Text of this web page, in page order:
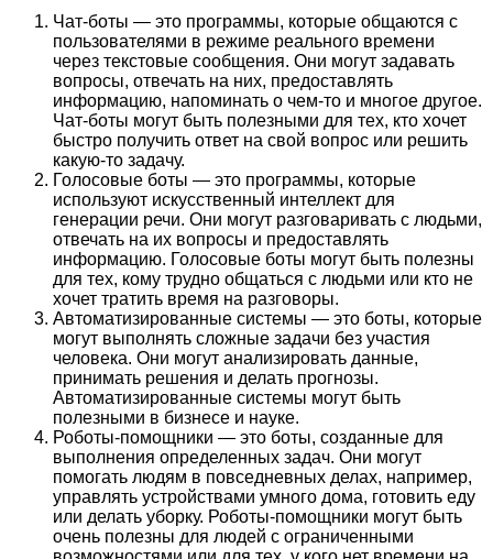
Чат-боты — это программы, которые общаются с
пользователями в режиме реального времени
через текстовые сообщения. Они могут задавать
вопросы, отвечать на них, предоставлять
информацию, напоминать о чем-то и многое другое.
Чат-боты могут быть полезными для тех, кто хочет
быстро получить ответ на свой вопрос или решить
какую-то задачу.
Голосовые боты — это программы, которые
используют искусственный интеллект для
генерации речи. Они могут разговаривать с людьми,
отвечать на их вопросы и предоставлять
информацию. Голосовые боты могут быть полезны
для тех, кому трудно общаться с людьми или кто не
хочет тратить время на разговоры.
Автоматизированные системы — это боты, которые
могут выполнять сложные задачи без участия
человека. Они могут анализировать данные,
принимать решения и делать прогнозы.
Автоматизированные системы могут быть
полезными в бизнесе и науке.
Роботы-помощники — это боты, созданные для
выполнения определенных задач. Они могут
помогать людям в повседневных делах, например,
управлять устройствами умного дома, готовить еду
или делать уборку. Роботы-помощники могут быть
очень полезны для людей с ограниченными